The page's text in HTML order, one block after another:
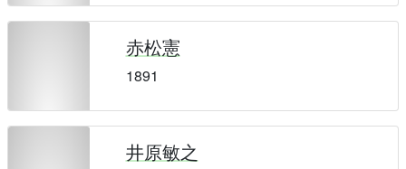
赤松憲
1891
井原敏之